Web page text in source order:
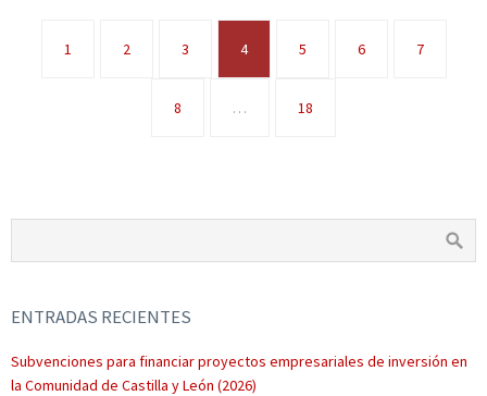
1 2 3 4 5 6 7
8 … 18
ENTRADAS RECIENTES
Subvenciones para financiar proyectos empresariales de inversión en
la Comunidad de Castilla y León (2026)